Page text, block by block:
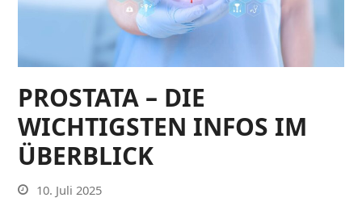
PROSTATA – DIE
WICHTIGSTEN INFOS IM
ÜBERBLICK
10. Juli 2025